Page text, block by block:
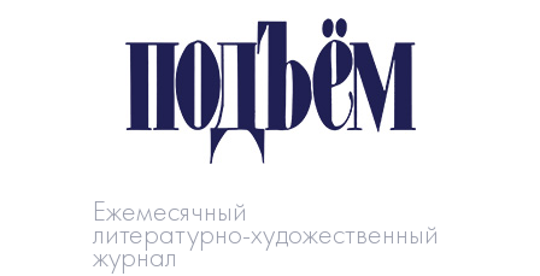
Ежемесячный
литературно-художественный
журнал